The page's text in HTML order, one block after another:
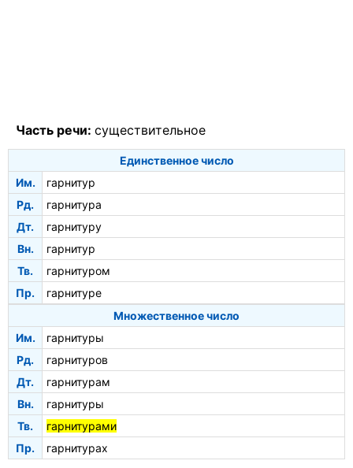
Часть речи: существительное
Единственное число
Им.
гарнитур
Рд.
гарнитура
Дт.
гарнитуру
Вн.
гарнитур
Тв.
гарнитуром
Пр.
гарнитуре
Множественное число
Им.
гарнитуры
Рд.
гарнитуров
Дт.
гарнитурам
Вн.
гарнитуры
Тв.
гарнитурами
Пр.
гарнитурах